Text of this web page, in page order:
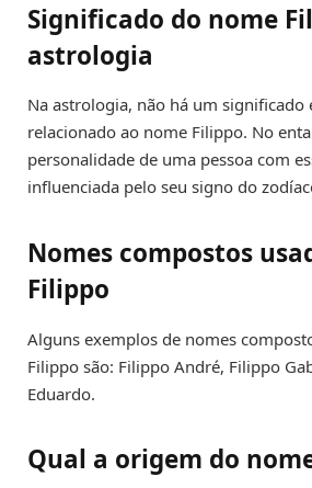
Significado do nome
astrologia
Na astrologia, não há um significado
relacionado ao nome Filippo. No
personalidade de uma pessoa com
influenciada pelo seu signo do
Nomes compostos
Filippo
Alguns exemplos de nomes
Filippo são: Filippo André, Filippo
Eduardo.
Qual a origem do